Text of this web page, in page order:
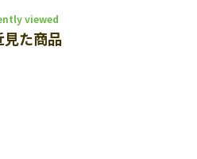
viewed
見た商品